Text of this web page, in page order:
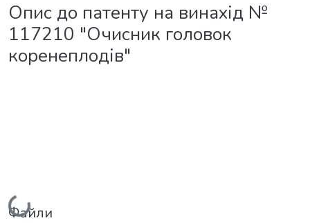
Опис до патенту на винахід №
117210 "Очисник головок
коренеплодів"
Вантажиться...
Файли